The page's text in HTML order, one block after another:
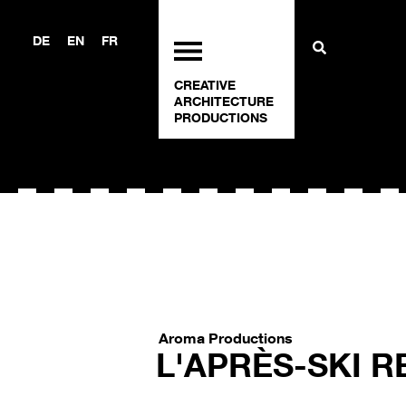
DE EN FR
CREATIVE
ARCHITECTURE
PRODUCTIONS
Aroma Productions
L'APRÈS-SKI